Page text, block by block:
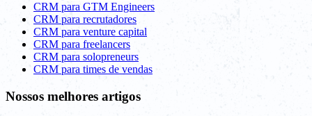
CRM para GTM Engineers
CRM para recrutadores
CRM para venture capital
CRM para freelancers
CRM para solopreneurs
CRM para times de vendas
Nossos melhores artigos